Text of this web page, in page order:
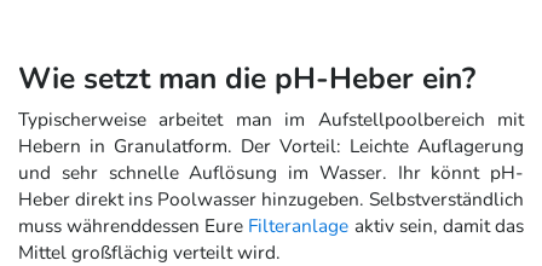
Wie setzt man die pH-Heber ein?
Typischerweise arbeitet man im Aufstellpoolbereich mit
Hebern in Granulatform. Der Vorteil: Leichte Auflagerung
und sehr schnelle Auflösung im Wasser. Ihr könnt pH-
Heber direkt ins Poolwasser hinzugeben. Selbstverständlich
muss währenddessen Eure Filteranlage aktiv sein, damit das
Mittel großflächig verteilt wird.